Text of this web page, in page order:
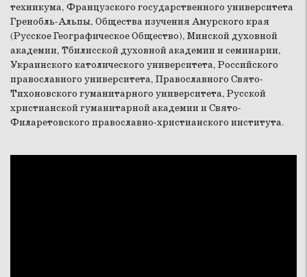
техникума, Французского государственного университета
Гренобль-Альпы, Общества изучения Амурского края
(Русское Географическое Общество), Минской духовной
академии, Тбилисской духовной академии и семинарии,
Украинского католического университета, Российского
православного университета, Православного Свято-
Тихоновского гуманитарного университета, Русской
христианской гуманитарной академии и Свято-
Филаретовского православно-христианского института.